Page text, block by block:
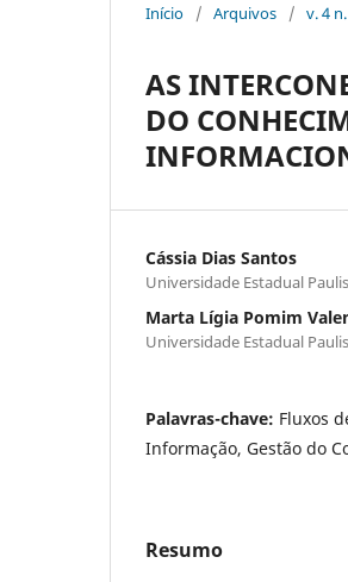
Início / Arquivos / v. 4
AS
DO
Cássia Dias Santos
Universidade Estadual
Marta Lígia Pomim
Universidade Estadual
Palavras-chave: Fluxos
Informação, Gestão do
Resumo